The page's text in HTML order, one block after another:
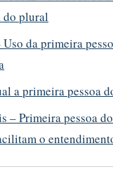
do plural
da primeira
a primeira pessoa
– Primeira pessoa
o